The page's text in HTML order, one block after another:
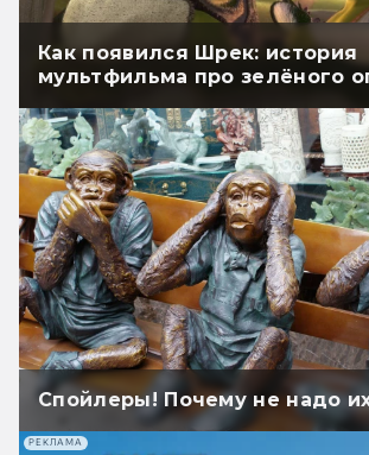
Как появился Шрек: история
мультфильма про зелёного
Спойлеры! Почему не надо
РЕКЛАМА